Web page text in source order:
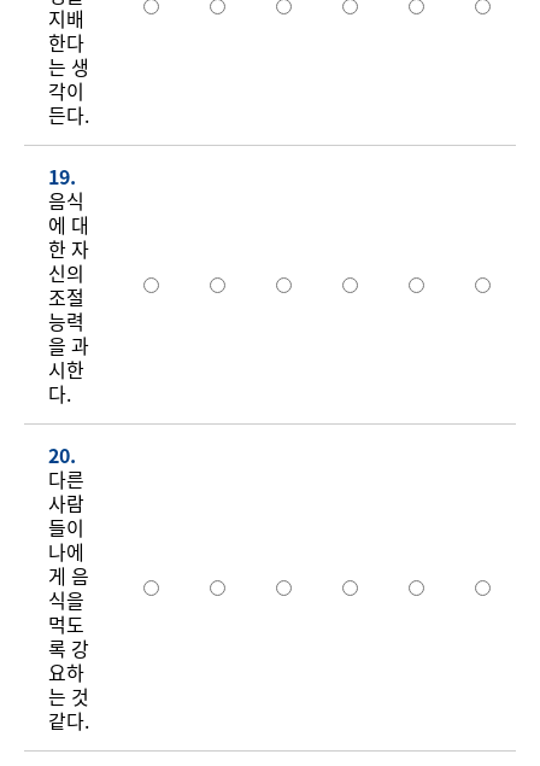
지배
한다
는 생
각이
든다.
19.
음식
에 대
한 자
신의
조절
능력
을 과
시한
다.
20.
다른
사람
들이
나에
게 음
식을
먹도
록 강
요하
는 것
같다.